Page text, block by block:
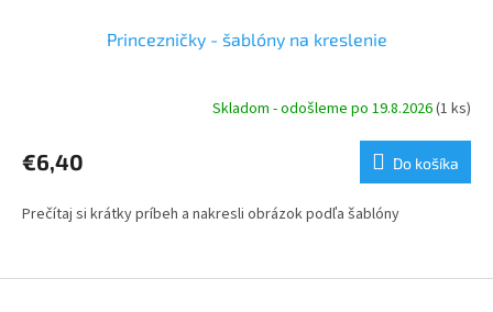
Princezničky - šablóny na kreslenie
Skladom - odošleme po 19.8.2026(1 ks)
€6,40 Do košíka
Prečítaj si krátky príbeh a nakresli obrázok podľa šablóny